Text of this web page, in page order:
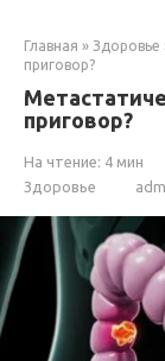
Главная » Здоровье
приговор?
приговор?
На чтение: 4 мин
Здоровье